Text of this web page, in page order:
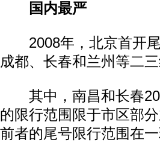
国内最严
2008年，北京首开尾
成都、长春和兰州等二
其中，南昌和长春
的限行范围限于市区部
前者的尾号限行范围在